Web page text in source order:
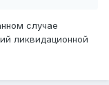
случае
ликвидационной